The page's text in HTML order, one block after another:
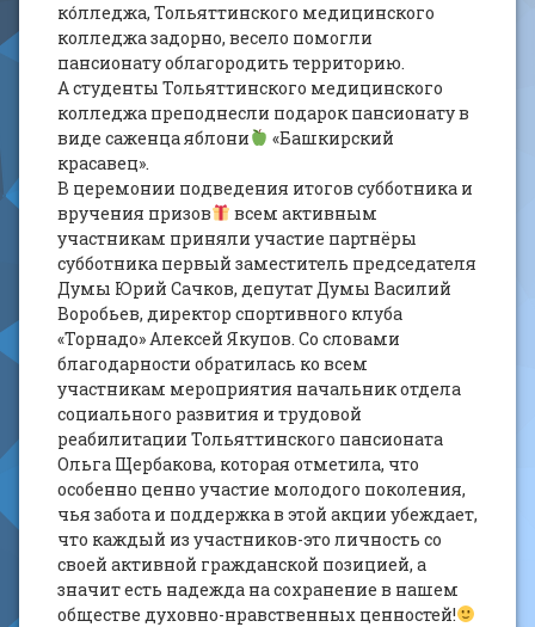
ко́лледжа, Тольяттинского медицинского
колледжа задорно, весело помогли
пансионату облагородить территорию.
А студенты Тольяттинского медицинского
колледжа преподнесли подарок пансионату в
виде саженца яблони
«Башкирский
красавец».
В церемонии подведения итогов субботника и
вручения призов
всем активным
участникам приняли участие партнёры
субботника первый заместитель председателя
Думы Юрий Сачков, депутат Думы Василий
Воробьев, директор спортивного клуба
«Торнадо» Алексей Якупов. Со словами
благодарности обратилась ко всем
участникам мероприятия начальник отдела
социального развития и трудовой
реабилитации Тольяттинского пансионата
Ольга Щербакова, которая отметила, что
особенно ценно участие молодого поколения,
чья забота и поддержка в этой акции убеждает,
что каждый из участников-это личность со
своей активной гражданской позицией, а
значит есть надежда на сохранение в нашем
обществе духовно-нравственных ценностей!